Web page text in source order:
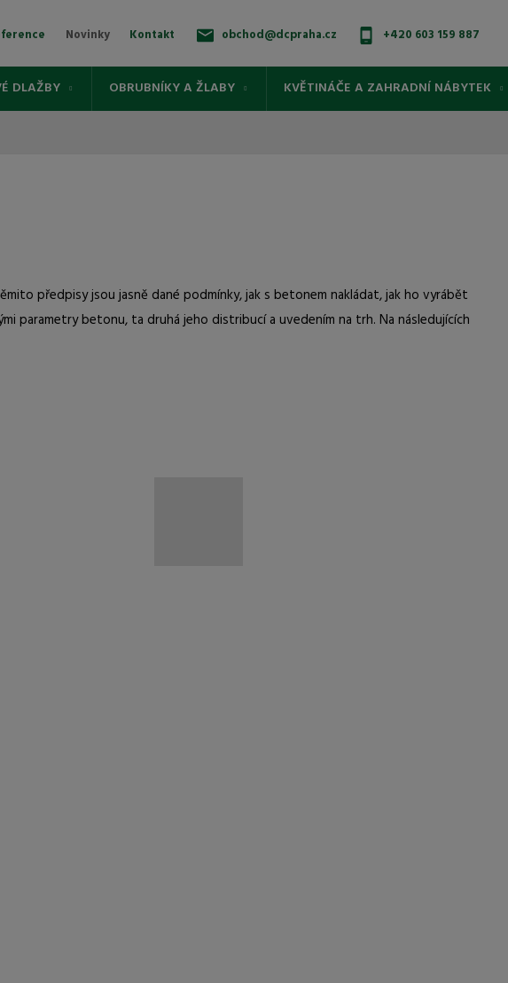
Novinky Kontakt obchod@dcpraha.cz +420 603 159 887
DLAŽBY OBRUBNÍKY A ŽLABY KVĚTINÁČE A ZAHRADNÍ NÁBYTEK
předpisy jsou jasně dané podmínky, jak s betonem nakládat, jak ho vyrábět
parametry betonu, ta druhá jeho distribucí a uvedením na trh. Na následujících